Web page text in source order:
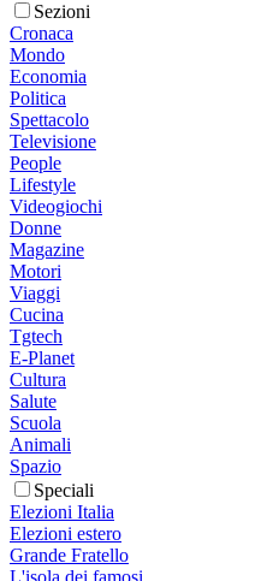
Sezioni
Cronaca
Mondo
Economia
Politica
Spettacolo
Televisione
People
Lifestyle
Videogiochi
Donne
Magazine
Motori
Viaggi
Cucina
Tgtech
E-Planet
Cultura
Salute
Scuola
Animali
Spazio
Speciali
Elezioni Italia
Elezioni estero
Grande Fratello